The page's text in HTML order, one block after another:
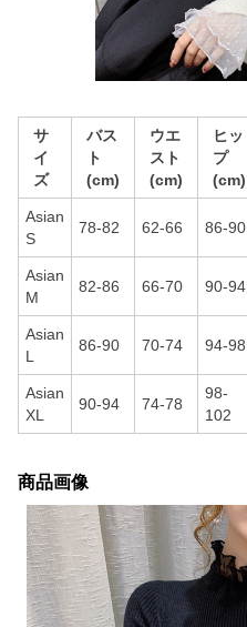
サ
イ
ズ
バス
ト
(cm)
ウエ
スト
(cm)
ヒッ
プ
(cm)
Asian
S
78-82 62-66 86-90
Asian
M
82-86 66-70 90-94
Asian
L
86-90 70-74 94-98
Asian
XL
90-94 74-78
98-
102
商品画像